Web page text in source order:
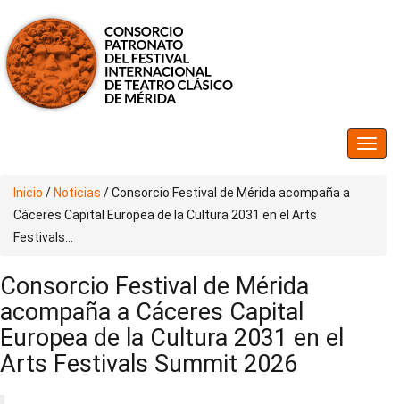
Inicio / Noticias /Consorcio Festival de Mérida acompaña a
Cáceres Capital Europea de la Cultura 2031 en el Arts
Festivals...
Consorcio Festival de Mérida
acompaña a Cáceres Capital
Europea de la Cultura 2031 en el
Arts Festivals Summit 2026